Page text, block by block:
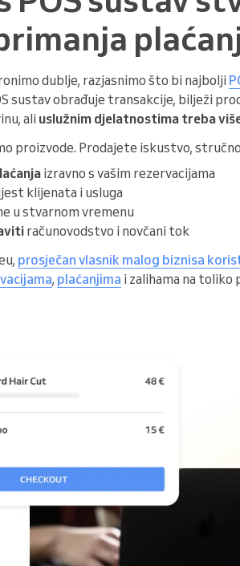
dublje, razjasnimo što bi najbolji
sustav obrađuje transakcije, bilježi
ali uslužnim djelatnostima treba
proizvode. Prodajete iskustvo,
izravno s vašim rezervacijama
klijenata i usluga
u stvarnom vremenu
računovodstvo i novčani tok
prosječan vlasnik malog biznisa
, plaćanjima i zalihama na